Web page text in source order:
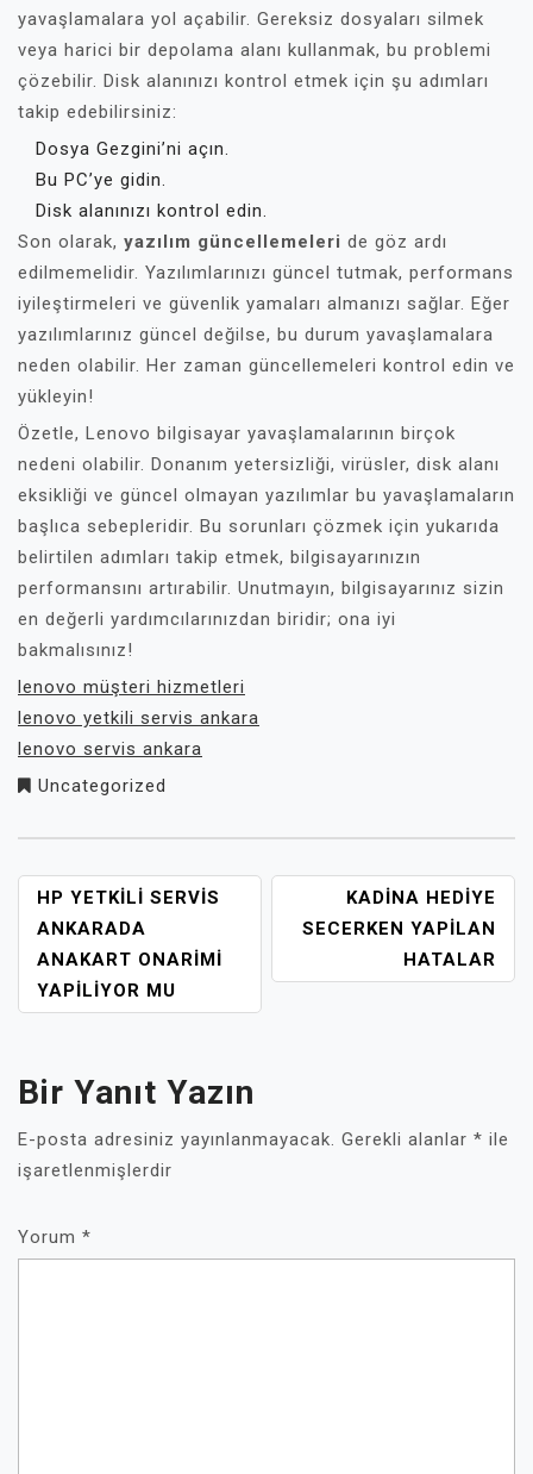
yavaşlamalara yol açabilir. Gereksiz dosyaları silmek
veya harici bir depolama alanı kullanmak, bu problemi
çözebilir. Disk alanınızı kontrol etmek için şu adımları
takip edebilirsiniz:
Dosya Gezgini’ni açın.
Bu PC’ye gidin.
Disk alanınızı kontrol edin.
Son olarak, yazılım güncellemeleri de göz ardı
edilmemelidir. Yazılımlarınızı güncel tutmak, performans
iyileştirmeleri ve güvenlik yamaları almanızı sağlar. Eğer
yazılımlarınız güncel değilse, bu durum yavaşlamalara
neden olabilir. Her zaman güncellemeleri kontrol edin ve
yükleyin!
Özetle, Lenovo bilgisayar yavaşlamalarının birçok
nedeni olabilir. Donanım yetersizliği, virüsler, disk alanı
eksikliği ve güncel olmayan yazılımlar bu yavaşlamaların
başlıca sebepleridir. Bu sorunları çözmek için yukarıda
belirtilen adımları takip etmek, bilgisayarınızın
performansını artırabilir. Unutmayın, bilgisayarınız sizin
en değerli yardımcılarınızdan biridir; ona iyi
bakmalısınız!
lenovo müşteri hizmetleri
lenovo yetkili servis ankara
lenovo servis ankara
Uncategorized
YAZI
GEZINMESI
HP YETKILI SERVIS
ANKARADA
ANAKART ONARIMI
YAPILIYOR MU
KADINA HEDIYE
SECERKEN YAPILAN
HATALAR
Bir Yanıt Yazın
E-posta adresiniz yayınlanmayacak. Gerekli alanlar * ile
işaretlenmişlerdir
Yorum *